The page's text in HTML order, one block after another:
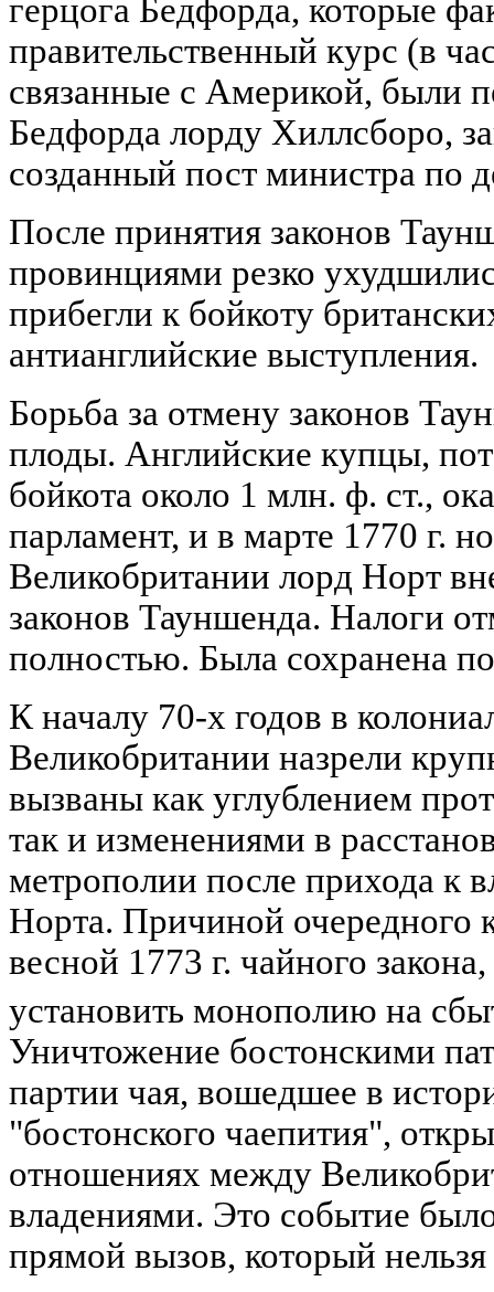
герцога Бедфорда, которые
правительственный курс (в
связанные с Америкой, были
Бедфорда лорду Хиллсборо,
созданный пост министра по
После принятия законов
провинциями резко
прибегли к бойкоту
антианглийские выступления.
Борьба за отмену законов
плоды. Английские купцы,
бойкота около 1 млн. ф. ст.,
парламент, и в марте 1770 г.
Великобритании лорд Норт
законов Тауншенда. Налоги
полностью. Была сохранена
К началу 70-х годов в
Великобритании назрели
вызваны как углублением
так и изменениями в
метрополии после прихода к
Норта. Причиной очередного
весной 1773 г. чайного
установить монополию на
Уничтожение бостонскими
партии чая, вошедшее в
"бостонского чаепития",
отношениях между
владениями. Это событие
прямой вызов, который